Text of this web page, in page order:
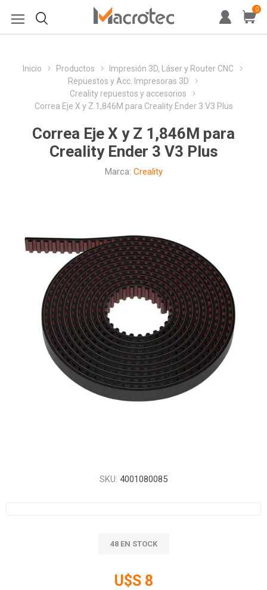
0
Inicio Productos
Impresión 3D, Láser y Router CNC
Repuestos y Acc. Impresoras 3D
Creality repuestos y accesorios
Correa Eje X y Z 1,846M para Creality Ender 3 V3 Plus
Correa Eje X y Z 1,846M para
Creality Ender 3 V3 Plus
Marca: Creality
SKU: 4001080085
48 EN STOCK
U$S 8